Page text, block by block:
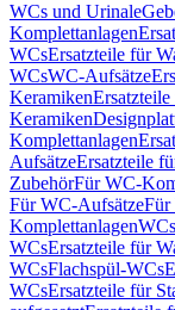
WCs und Urinale
Komplettanlagen
WCsErsatzteile für
WCsWC-Aufsätze
Keramiken
Keramiken
Komplettanlagen
AufsätzeErsatzteile
ZubehörFür WC-
Für WC-AufsätzeFür
KomplettanlagenWCs
WCsErsatzteile für
WCsFlachspül-WCs
WCsErsatzteile für